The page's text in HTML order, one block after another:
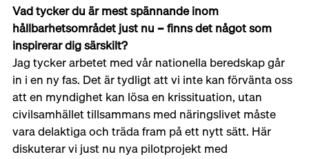
Vad tycker du är mest spännande inom
hållbarhetsområdet just nu – finns det något som
inspirerar dig särskilt?
Jag tycker arbetet med vår nationella beredskap går
in i en ny fas. Det är tydligt att vi inte kan förvänta oss
att en myndighet kan lösa en krissituation, utan
civilsamhället tillsammans med näringslivet måste
vara delaktiga och träda fram på ett nytt sätt. Här
diskuterar vi just nu nya pilotprojekt med